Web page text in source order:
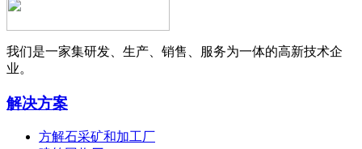
我们是一家集研发、生产、销售、服务为一体的高新技术企
业。
解决方案
方解石采矿和加工厂